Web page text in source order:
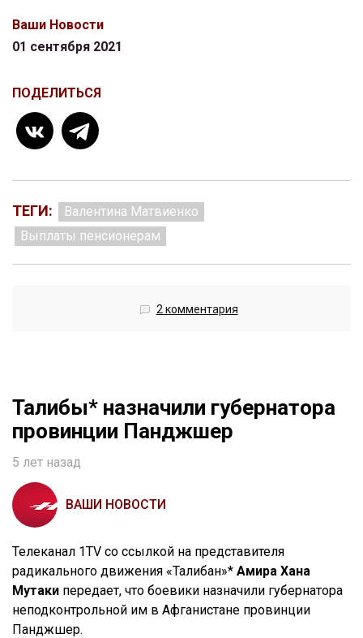
Ваши Новости
01 сентября 2021
ПОДЕЛИТЬСЯ
ТЕГИ:
Валентина Матвиенко
Выплаты пенсионерам
2 комментария
Талибы* назначили губернатора
провинции Панджшер
5 лет назад
ВАШИ НОВОСТИ
Телеканал 1TV со ссылкой на представителя
радикального движения «Талибан»* Амира Хана
Мутаки передает, что боевики назначили губернатора
неподконтрольной им в Афганистане провинции
Панджшер.